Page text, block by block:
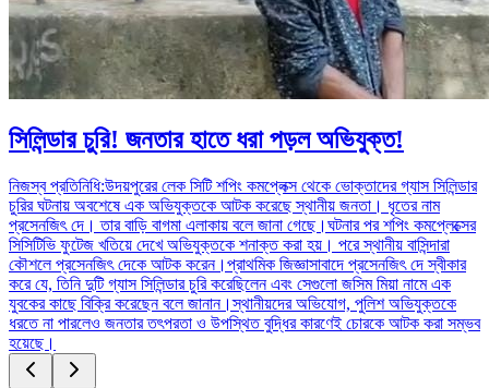
সিলিন্ডার চুরি! জনতার হাতে ধরা পড়ল অভিযুক্ত!
নিজস্ব প্রতিনিধি:উদয়পুরের লেক সিটি শপিং কমপ্লেক্স থেকে ভোক্তাদের গ্যাস সিলিন্ডার
চুরির ঘটনায় অবশেষে এক অভিযুক্তকে আটক করেছে স্থানীয় জনতা। ধৃতের নাম
প্রসেনজিৎ দে। তার বাড়ি বাগমা এলাকায় বলে জানা গেছে।ঘটনার পর শপিং কমপ্লেক্সের
সিসিটিভি ফুটেজ খতিয়ে দেখে অভিযুক্তকে শনাক্ত করা হয়। পরে স্থানীয় বাসিন্দারা
কৌশলে প্রসেনজিৎ দেকে আটক করেন।প্রাথমিক জিজ্ঞাসাবাদে প্রসেনজিৎ দে স্বীকার
করে যে, তিনি দুটি গ্যাস সিলিন্ডার চুরি করেছিলেন এবং সেগুলো জসিম মিয়া নামে এক
যুবকের কাছে বিক্রি করেছেন বলে জানান।স্থানীয়দের অভিযোগ, পুলিশ অভিযুক্তকে
ধরতে না পারলেও জনতার তৎপরতা ও উপস্থিত বুদ্ধির কারণেই চোরকে আটক করা সম্ভব
হয়েছে।